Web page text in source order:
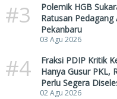
#3
Polemik HGB
Ratusan
Pekanbaru
03 Agu 2026
#4
Fraksi PDIP Kritik
Hanya Gusur PKL,
Perlu Segera
02 Agu 2026